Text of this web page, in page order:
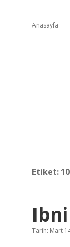
Anasayfa
Etiket:
Tarih: Mart